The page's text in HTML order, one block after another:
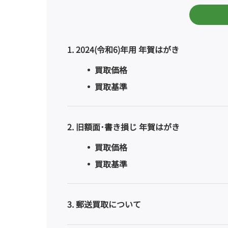
1 2024(令和6)年用 年賀はがき
買取価格
買取基準
2 旧額面･書き損じ 年賀はがき
買取価格
買取基準
3 郵送買取について